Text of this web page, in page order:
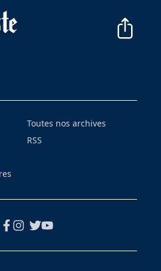
Toutes nos archives
RSS